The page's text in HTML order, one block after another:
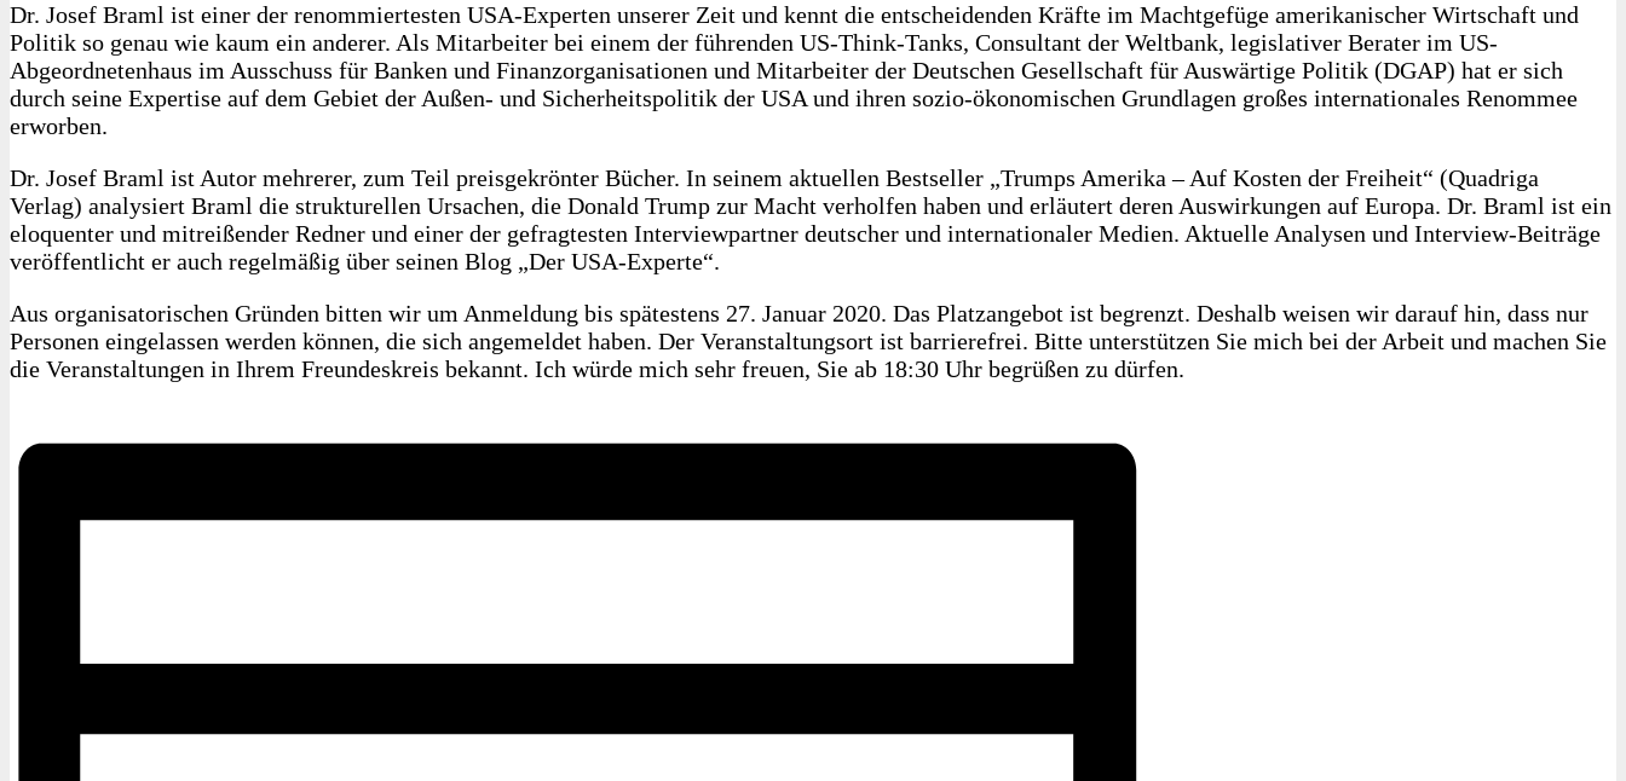
Dr. Josef Braml ist einer der renommiertesten USA-Experten unserer Zeit und kennt die entscheidenden Kräfte im Machtgefüge amerikanischer Wirtschaft und
Politik so genau wie kaum ein anderer. Als Mitarbeiter bei einem der führenden US-Think-Tanks, Consultant der Weltbank, legislativer Berater im US-
Abgeordnetenhaus im Ausschuss für Banken und Finanzorganisationen und Mitarbeiter der Deutschen Gesellschaft für Auswärtige Politik (DGAP) hat er sich
durch seine Expertise auf dem Gebiet der Außen- und Sicherheitspolitik der USA und ihren sozio-ökonomischen Grundlagen großes internationales Renommee
erworben.
Dr. Josef Braml ist Autor mehrerer, zum Teil preisgekrönter Bücher. In seinem aktuellen Bestseller „Trumps Amerika – Auf Kosten der Freiheit“ (Quadriga
Verlag) analysiert Braml die strukturellen Ursachen, die Donald Trump zur Macht verholfen haben und erläutert deren Auswirkungen auf Europa. Dr. Braml ist ein
eloquenter und mitreißender Redner und einer der gefragtesten Interviewpartner deutscher und internationaler Medien. Aktuelle Analysen und Interview-Beiträge
veröffentlicht er auch regelmäßig über seinen Blog „Der USA-Experte“.
Aus organisatorischen Gründen bitten wir um Anmeldung bis spätestens 27. Januar 2020. Das Platzangebot ist begrenzt. Deshalb weisen wir darauf hin, dass nur
Personen eingelassen werden können, die sich angemeldet haben. Der Veranstaltungsort ist barrierefrei. Bitte unterstützen Sie mich bei der Arbeit und machen Sie
die Veranstaltungen in Ihrem Freundeskreis bekannt. Ich würde mich sehr freuen, Sie ab 18:30 Uhr begrüßen zu dürfen.